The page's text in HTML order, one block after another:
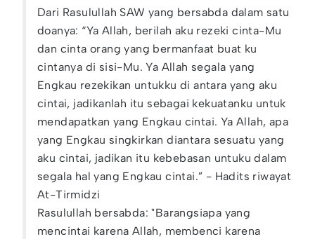
Dari Rasulullah SAW yang bersabda dalam satu
doanya: “Ya Allah, berilah aku rezeki cinta-Mu
dan cinta orang yang bermanfaat buat ku
cintanya di sisi-Mu. Ya Allah segala yang
Engkau rezekikan untukku di antara yang aku
cintai, jadikanlah itu sebagai kekuatanku untuk
mendapatkan yang Engkau cintai. Ya Allah, apa
yang Engkau singkirkan diantara sesuatu yang
aku cintai, jadikan itu kebebasan untuku dalam
segala hal yang Engkau cintai.” - Hadits riwayat
At-Tirmidzi
Rasulullah bersabda: "Barangsiapa yang
mencintai karena Allah, membenci karena